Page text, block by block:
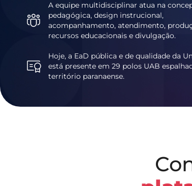
A equipe multidisciplinar atua na
pedagógica, design instrucional,
acompanhamento, atendimento,
recursos educacionais e divulgação.
Hoje, a EaD pública e de qualidade da
está presente em 29 polos UAB
território paranaense.